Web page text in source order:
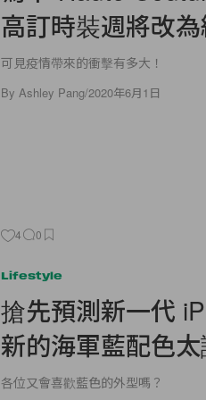
高訂時裝週將改為
可見疫情帶來的衝擊有多大！
By Ashley Pang/2020年6月1日
4 0
Lifestyle
搶先預測新一代
新的海軍藍配色太
各位又會喜歡藍色的外型嗎？